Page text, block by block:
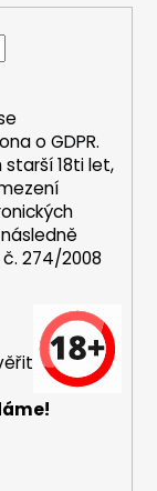
oGDPR.
starší 18ti let,
č. 274/2008